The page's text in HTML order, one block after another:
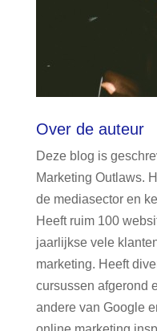
Over de auteur
Deze blog is
Marketing Outlaws.
de mediasector en
Heeft ruim 100
jaarlijkse vele
marketing. Heeft
cursussen afgerond
andere van Google